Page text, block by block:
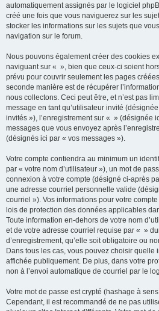
automatiquement assignés par le logiciel
créé une fois que vous naviguerez sur les
stocker les informations sur les sujets que
navigation sur le forum.
Nous pouvons également créer des cookies
naviguant sur « », bien que ceux-ci soient
prévu pour couvrir seulement les pages
seconde manière est de récupérer
nous collectons. Ceci peut être, et n’est pas
message en tant qu’utilisateur invité
invités »), l’enregistrement sur « » (désignée
messages que vous envoyez après
(désignés ici par « vos messages »).
Votre compte contiendra au minimum un
par « votre nom d’utilisateur »), un mot de
connexion à votre compte (désigné ci-après
une adresse courriel personnelle valide
courriel »). Vos informations pour votre
lois de protection des données applicables
Toute information en-dehors de votre nom
et de votre adresse courriel requise par « »
d’enregistrement, qu’elle soit obligatoire ou
Dans tous les cas, vous pouvez choisir quelle
affichée publiquement. De plus, dans votre
non à l’envoi automatique de courriel par le
Votre mot de passe est crypté (hashage à
Cependant, il est recommandé de ne pas